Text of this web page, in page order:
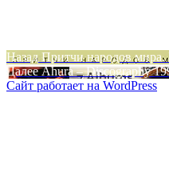
Навигация
по
Назад Предыдущая
запись:
Притчи народов мира.
ДалееСледующая
запись:
Ahura – Discography
Сайт работает на WordPress